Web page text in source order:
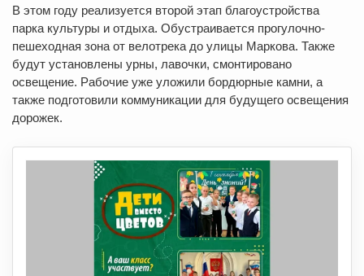
В этом году реализуется второй этап благоустройства
парка культуры и отдыха. Обустраивается прогулочно-
пешеходная зона от велотрека до улицы Маркова. Также
будут установлены урны, лавочки, смонтировано
освещение. Рабочие уже уложили бордюрные камни, а
также подготовили коммуникации для будущего освещения
дорожек.